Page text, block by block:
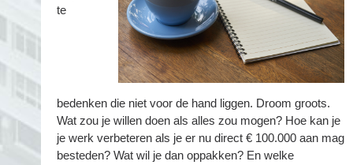
te
bedenken die niet voor de hand liggen. Droom groots.
Wat zou je willen doen als alles zou mogen? Hoe kan je
je werk verbeteren als je er nu direct € 100.000 aan mag
besteden? Wat wil je dan oppakken? En welke